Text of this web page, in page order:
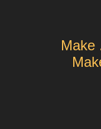
Make